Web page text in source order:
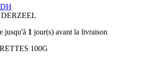
jusqu'à 1 jour(s) avant la livraison